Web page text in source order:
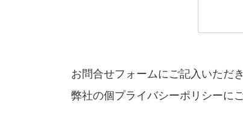
お問合せフォームにご記入いただ
弊社の個プライバシーポリシーに